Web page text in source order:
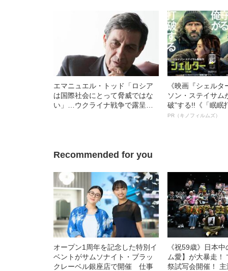
は正しいが…〉
エマニュエル・トッド「ロシア
は国際社会にとって脅威ではな
い」…ウクライナ戦争で露呈し
《映画『シェル
ソン・ステイサム
破”する!!《「眠眠
ボ》
PR（キノフィルムズ）
Recommended for you
オープン1周年を記念した特別イ
ベントがサムソナイト・ブラッ
クレーベル銀座店で開催 仕事
《祝59歳》日本
ム愛】が大暴走！
祭試写会開催！